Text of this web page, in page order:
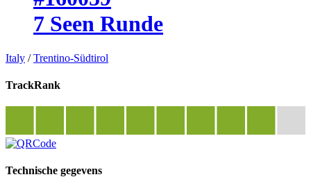
7 Seen Runde
Italy /Trentino-Südtirol
TrackRank
Technische gegevens